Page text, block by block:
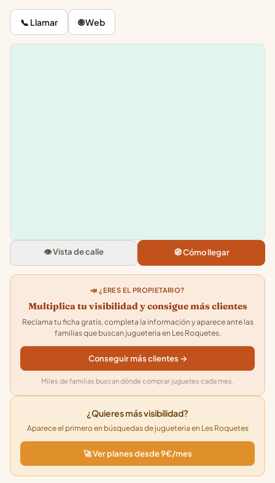
Rambla del Garraf, 66, 08812
Roquetes, Barcelona
3.9 · 92
👁️ Vista de calle 🧭 Cómo llegar
📞 Llamar 🌐 Web
📣 ¿ERES EL PROPIETARIO?
Multiplica tu visibilidad y consigue más clientes
Reclama tu ficha gratis, completa la información y aparece ante las
familias que buscan jugueteria en Les Roquetes.
Conseguir más clientes →
Miles de familias buscan dónde comprar juguetes cada mes.
¿Quieres más visibilidad?
Aparece el primero en búsquedas de jugueteria en Les Roquetes
🚀 Ver planes desde 9€/mes